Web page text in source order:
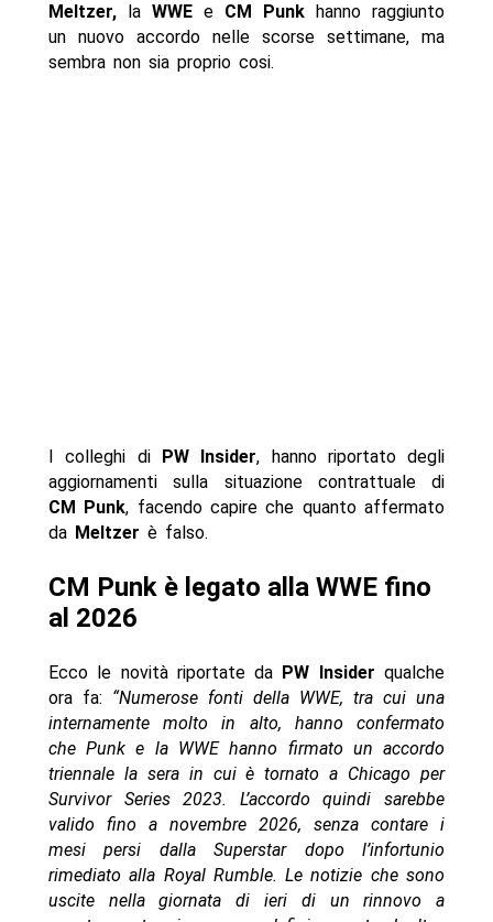
Meltzer,la WWEe CM Punk hanno raggiunto
un nuovo accordo nelle scorse settimane, ma
sembra non sia proprio cosi.
I colleghi diPW Insider, hanno riportato degli
aggiornamenti sulla situazione contrattuale di
CM Punk, facendo capire che quanto affermato
da Meltzer è falso.
CM Punk è legato alla WWE fino
al 2026
Ecco le novità riportate da PW Insider qualche
ora fa: “Numerose fonti della WWE, tra cui una
internamente molto in alto, hanno confermato
che Punk e la WWE hanno firmato un accordo
triennale la sera in cui è tornato a Chicago per
Survivor Series 2023. L’accordo quindi sarebbe
valido fino a novembre 2026, senza contare i
mesi persi dalla Superstar dopo l’infortunio
rimediato alla Royal Rumble. Le notizie che sono
uscite nella giornata di ieri di un rinnovo a